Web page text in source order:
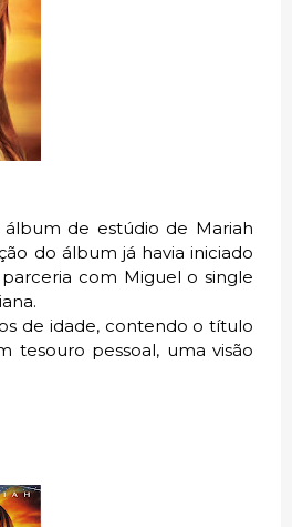
álbum de estúdio de Mariah
do álbum já havia iniciado
com Miguel o single
de idade, contendo o título
tesouro pessoal, uma visão